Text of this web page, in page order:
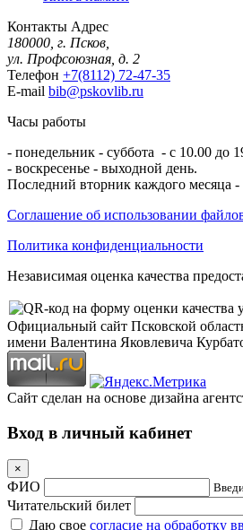
Контакты Адрес
180000, г. Псков,
ул. Профсоюзная, д. 2
Телефон +7(8112) 72-47-35
E-mail bib@pskovlib.ru
Часы работы
- понедельник - суббота - с 10.00 до
- воскресенье - выходной день.
Последний вторник каждого месяца
Соглашение об использовании
Политика конфиденциальности
Независимая оценка качества
Официальный сайт Псковской
имени Валентина Яковлевича
Сайт сделан на основе дизайна
Вход в личный кабинет
×
ФИО
Читательский билет
Даю свое согласие на обработку